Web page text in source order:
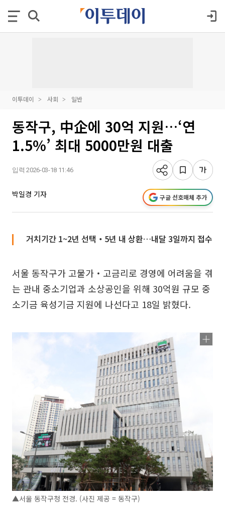
이투데이 사회 일반
동작구, 中企에 30억 지원…‘연
1.5%’ 최대 5000만원 대출
입력 2026-03-18 11:46
박일경 기자 구글 선호매체 추가
거치기간 1~2년 선택‧5년 내 상환…내달 3일까지 접수
서울 동작구가 고물가‧고금리로 경영에 어려움을 겪
는 관내 중소기업과 소상공인을 위해 30억원 규모 중
소기금 육성기금 지원에 나선다고 18일 밝혔다.
▲서울 동작구청 전경. (사진 제공 = 동작구)